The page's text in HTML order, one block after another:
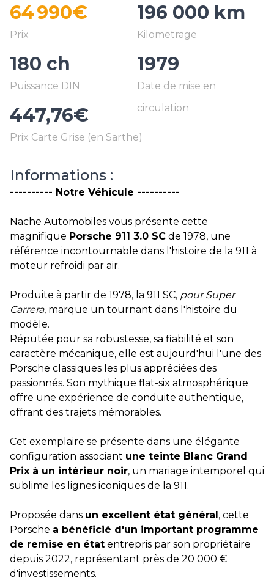
64 990€ 196 000 km
180 ch 1979
447,76€
Informations :
---------- Notre Véhicule ----------
Nache Automobiles vous présente cette
magnifique Porsche 911 3.0 SC de 1978, une
référence incontournable dans l'histoire de la 911 à
moteur refroidi par air.
Produite à partir de 1978, la 911 SC, pour Super
Carrera, marque un tournant dans l'histoire du
modèle.
Réputée pour sa robustesse, sa fiabilité et son
caractère mécanique, elle est aujourd'hui l'une des
Porsche classiques les plus appréciées des
passionnés. Son mythique flat-six atmosphérique
offre une expérience de conduite authentique,
offrant des trajets mémorables.
Cet exemplaire se présente dans une élégante
configuration associant une teinte Blanc Grand
Prix à un intérieur noir, un mariage intemporel qui
sublime les lignes iconiques de la 911.
Proposée dans un excellent état général, cette
Porsche a bénéficié d'un important programme
de remise en état entrepris par son propriétaire
depuis 2022, représentant près de 20 000 €
d'investissements.